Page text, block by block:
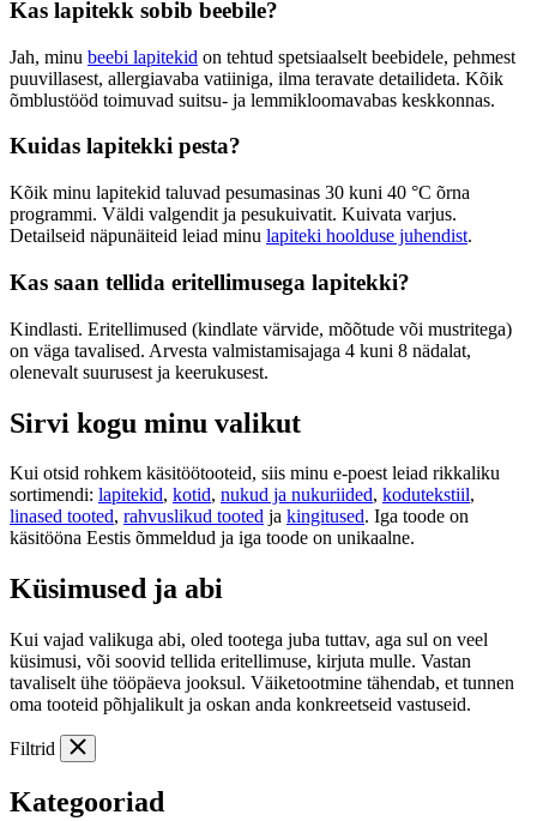
Kas lapitekk sobib beebile?
Jah, minu beebi lapitekid on tehtud spetsiaalselt beebidele, pehmest
puuvillasest, allergiavaba vatiiniga, ilma teravate detailideta. Kõik
õmblustööd toimuvad suitsu- ja lemmikloomavabas keskkonnas.
Kuidas lapitekki pesta?
Kõik minu lapitekid taluvad pesumasinas 30 kuni 40 °C õrna
programmi. Väldi valgendit ja pesukuivatit. Kuivata varjus.
Detailseid näpunäiteid leiad minu lapiteki hoolduse juhendist.
Kas saan tellida eritellimusega lapitekki?
Kindlasti. Eritellimused (kindlate värvide, mõõtude või mustritega)
on väga tavalised. Arvesta valmistamisajaga 4 kuni 8 nädalat,
olenevalt suurusest ja keerukusest.
Sirvi kogu minu valikut
Kui otsid rohkem käsitöötooteid, siis minu e-poest leiad rikkaliku
sortimendi: lapitekid, kotid, nukud ja nukuriided, kodutekstiil,
linased tooted, rahvuslikud tooted ja kingitused. Iga toode on
käsitööna Eestis õmmeldud ja iga toode on unikaalne.
Küsimused ja abi
Kui vajad valikuga abi, oled tootega juba tuttav, aga sul on veel
küsimusi, või soovid tellida eritellimuse, kirjuta mulle. Vastan
tavaliselt ühe tööpäeva jooksul. Väiketootmine tähendab, et tunnen
oma tooteid põhjalikult ja oskan anda konkreetseid vastuseid.
Filtrid
Kategooriad